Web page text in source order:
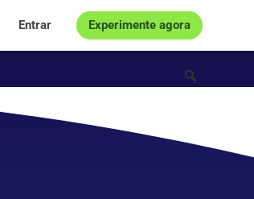
Experimente agora
Entrar